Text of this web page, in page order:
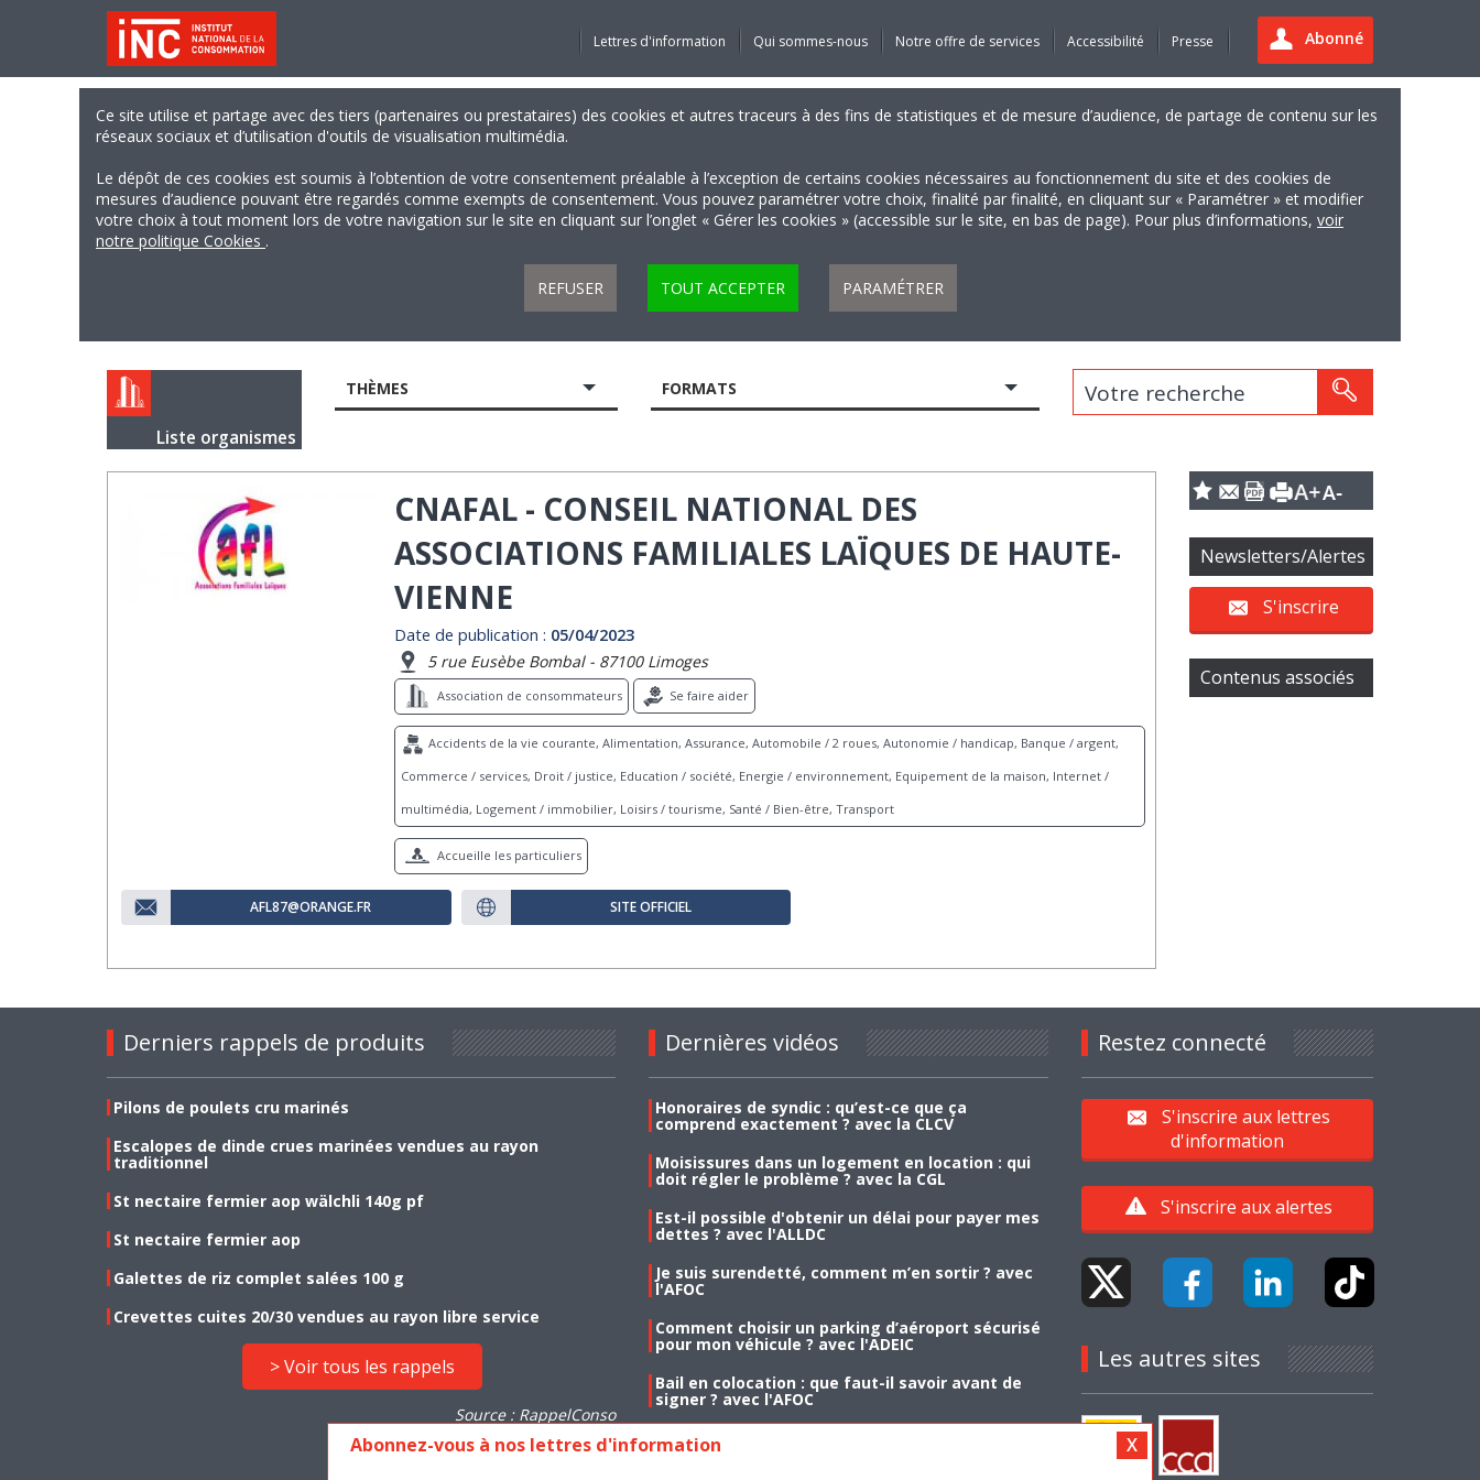
Abonné
Lettres d'information Qui sommes-nous Notre offre de services Accessibilité Presse
Ce site utilise et partage avec des tiers (partenaires ou prestataires) des cookies et autres traceurs à des fins de statistiques et de mesure d’audience, de partage de contenu sur les
réseaux sociaux et d’utilisation d'outils de visualisation multimédia.
Le dépôt de ces cookies est soumis à l’obtention de votre consentement préalable à l’exception de certains cookies nécessaires au fonctionnement du site et des cookies de
mesures d’audience pouvant être regardés comme exempts de consentement. Vous pouvez paramétrer votre choix, finalité par finalité, en cliquant sur « Paramétrer » et modifier
votre choix à tout moment lors de votre navigation sur le site en cliquant sur l’onglet « Gérer les cookies » (accessible sur le site, en bas de page). Pour plus d’informations, voir
notre politique Cookies .
REFUSER TOUT ACCEPTER PARAMÉTRER
Liste organismes
THÈMES FORMATS Votre recherche
CNAFAL - CONSEIL NATIONAL DES
ASSOCIATIONS FAMILIALES LAÏQUES DE HAUTE-
VIENNE
Date de publication : 05/04/2023
5 rue Eusèbe Bombal - 87100 Limoges
Association de consommateurs Se faire aider
Accidents de la vie courante, Alimentation, Assurance, Automobile / 2 roues, Autonomie / handicap, Banque / argent,
Commerce / services, Droit / justice, Education / société, Energie / environnement, Equipement de la maison, Internet /
multimédia, Logement / immobilier, Loisirs / tourisme, Santé / Bien-être, Transport
Accueille les particuliers
AFL87@ORANGE.FR SITE OFFICIEL
Newsletters/Alertes
S'inscrire
Contenus associés
Derniers rappels de produits
Pilons de poulets cru marinés
Escalopes de dinde crues marinées vendues au rayon
traditionnel
St nectaire fermier aop wälchli 140g pf
St nectaire fermier aop
Galettes de riz complet salées 100 g
Crevettes cuites 20/30 vendues au rayon libre service
> Voir tous les rappels
Source : RappelConso
Dernières vidéos
Honoraires de syndic : qu’est-ce que ça
comprend exactement ? avec la CLCV
Moisissures dans un logement en location : qui
doit régler le problème ? avec la CGL
Est-il possible d'obtenir un délai pour payer mes
dettes ? avec l'ALLDC
Je suis surendetté, comment m’en sortir ? avec
l'AFOC
Comment choisir un parking d’aéroport sécurisé
pour mon véhicule ? avec l'ADEIC
Bail en colocation : que faut-il savoir avant de
signer ? avec l'AFOC
Restez connecté
S'inscrire aux lettres
d'information
S'inscrire aux alertes
Les autres sites
Abonnez-vous à nos lettres d'information